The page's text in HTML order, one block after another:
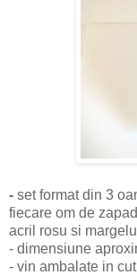
- set format din 3
fiecare om de
acril rosu si
- dimensiune
- vin ambalate in